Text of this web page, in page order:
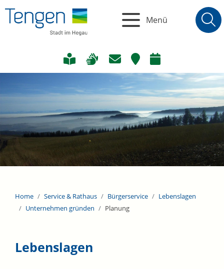
Menü
Home Service & Rathaus Bürgerservice
Lebenslagen
Unternehmen gründen
Planung
Lebenslagen